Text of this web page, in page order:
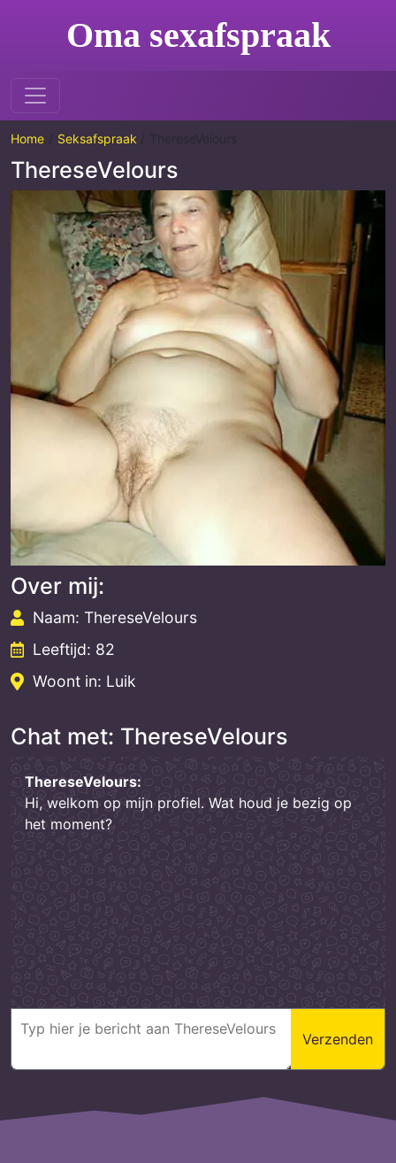
Oma sexafspraak
Home Seksafspraak
ThereseVelours
Over mij:
Naam: ThereseVelours
Leeftijd: 82
Woont in: Luik
Chat met: ThereseVelours
ThereseVelours:
Hi, welkom op mijn profiel. Wat houd je bezig op
het moment?
Verzenden